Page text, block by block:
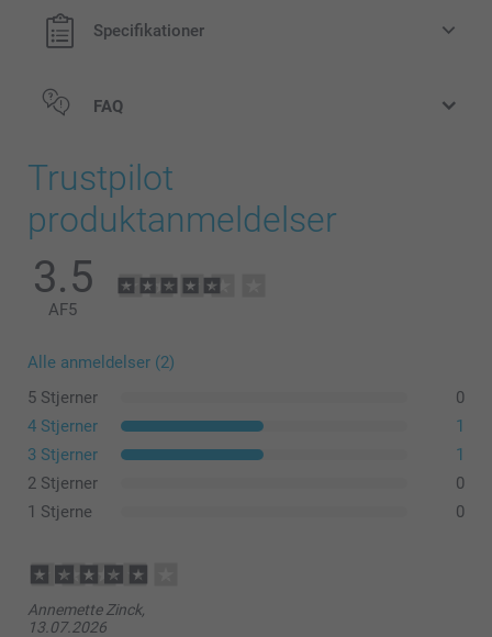
Specifikationer
FAQ
Trustpilot
produktanmeldelser
3.5
AF5
Alle anmeldelser (2)
5 Stjerner
0
4 Stjerner
1
3 Stjerner
1
2 Stjerner
0
1 Stjerne
0
Annemette Zinck,
13.07.2026